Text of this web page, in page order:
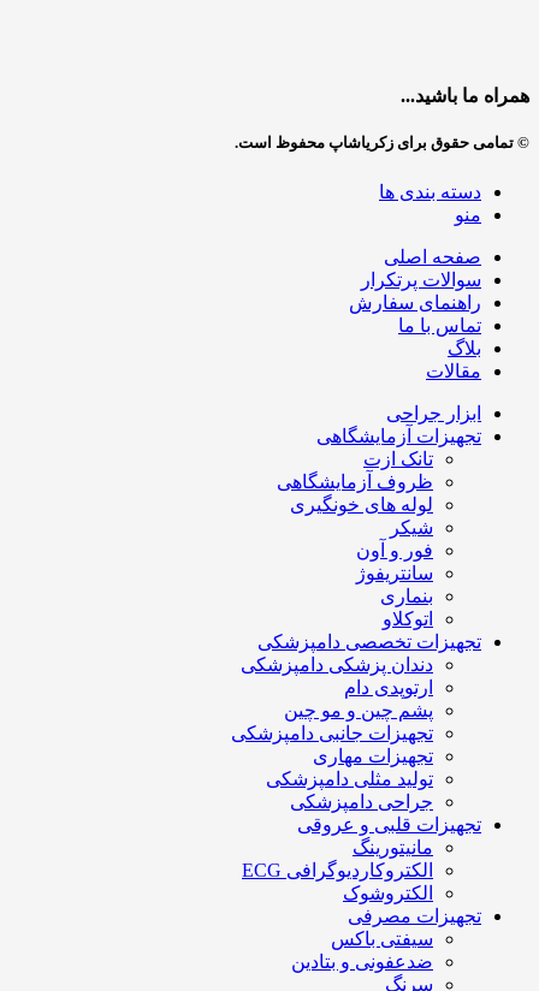
همراه ما باشید...
© تمامی حقوق برای زکریاشاپ محفوظ است.
دسته بندی ها
منو
صفحه اصلی
سوالات پرتکرار
راهنمای سفارش
تماس با ما
بلاگ
مقالات
ابزار جراحی
تجهیزات آزمایشگاهی
تانک ازت
ظروف آزمایشگاهی
لوله های خونگیری
شیکر
فور و آون
سانتریفوژ
بنماری
اتوکلاو
تجهیزات تخصصی دامپزشکی
دندان پزشکی دامپزشکی
ارتوپدی دام
پشم چین و مو چین
تجهیزات جانبی دامپزشکی
تجهیزات مهاری
تولید مثلی دامپزشکی
جراحی دامپزشکی
تجهیزات قلبی و عروقی
مانیتورینگ
الکتروکاردیوگرافی ECG
الکتروشوک
تجهیزات مصرفی
سیفتی باکس
ضدعفونی و بتادین
سرنگ